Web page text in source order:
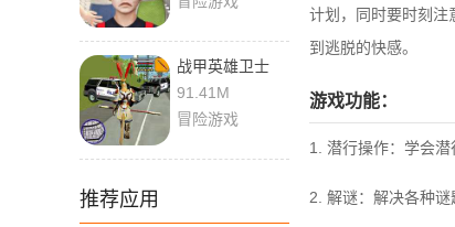
战甲英雄卫士
91.41M
冒险游戏
推荐应用
计划，同时要时刻注
到逃脱的快感。
游戏功能：
1. 潜行操作：学会潜
2. 解谜：解决各种谜